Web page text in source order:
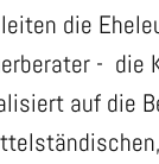
die
- die
auf die